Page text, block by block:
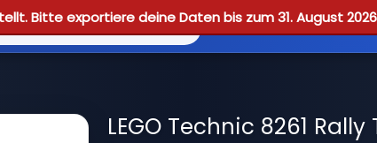
Bitte exportiere deine Daten bis zum 31. August
Reviews
LEGO Technic 8261